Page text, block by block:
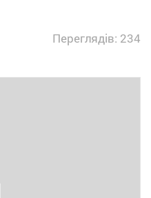
Переглядів: 234